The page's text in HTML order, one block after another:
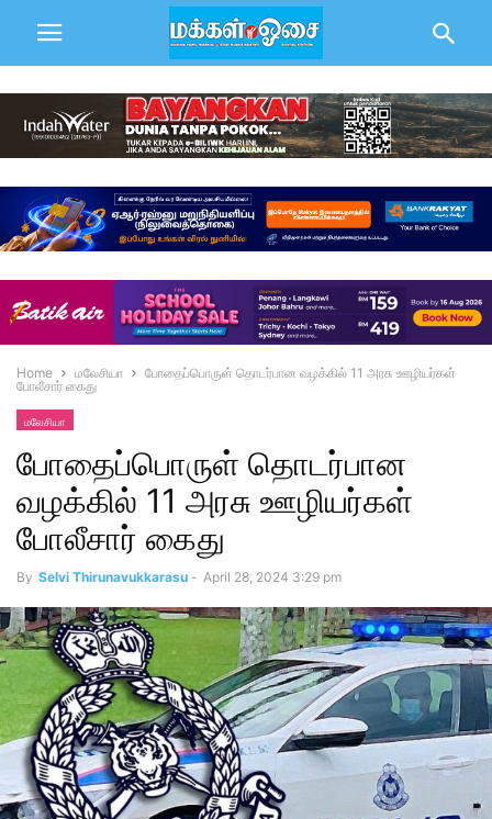
Home மலேசியா
போதைப்பொருள் தொடர்பான வழக்கில் 11 அரசு ஊழியர்கள்
போலீசார் கைது
மலேசியா
போதைப்பொருள் தொடர்பான
வழக்கில் 11 அரசு ஊழியர்கள்
போலீசார் கைது
By Selvi Thirunavukkarasu - April 28, 2024 3:29 pm